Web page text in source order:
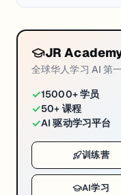
JR
全球华人学习 AI 第
✓15000+ 学员
✓50+ 课程
✓AI 驱动学习平台
训练营
AI学习